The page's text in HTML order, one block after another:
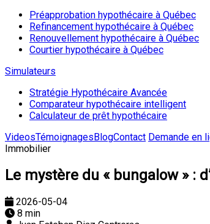
Préapprobation hypothécaire à Québec
Refinancement hypothécaire à Québec
Renouvellement hypothécaire à Québec
Courtier hypothécaire à Québec
Simulateurs
Stratégie Hypothécaire Avancée
Comparateur hypothécaire intelligent
Calculateur de prêt hypothécaire
VideosTémoignagesBlogContact Demande en
Immobilier
Le mystère du « bungalow » :
2026-05-04
8 min